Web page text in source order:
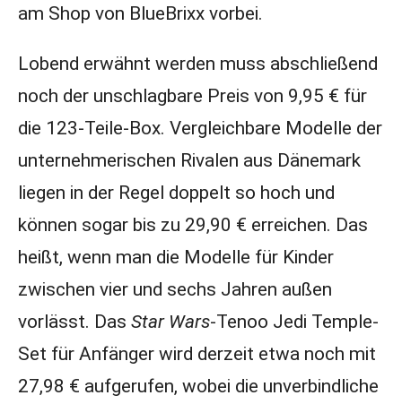
am Shop von BlueBrixx vorbei.
Lobend erwähnt werden muss abschließend
noch der unschlagbare Preis von 9,95 € für
die 123-Teile-Box. Vergleichbare Modelle der
unternehmerischen Rivalen aus Dänemark
liegen in der Regel doppelt so hoch und
können sogar bis zu 29,90 € erreichen. Das
heißt, wenn man die Modelle für Kinder
zwischen vier und sechs Jahren außen
vorlässt. Das Star Wars-Tenoo Jedi Temple-
Set für Anfänger wird derzeit etwa noch mit
27,98 € aufgerufen, wobei die unverbindliche